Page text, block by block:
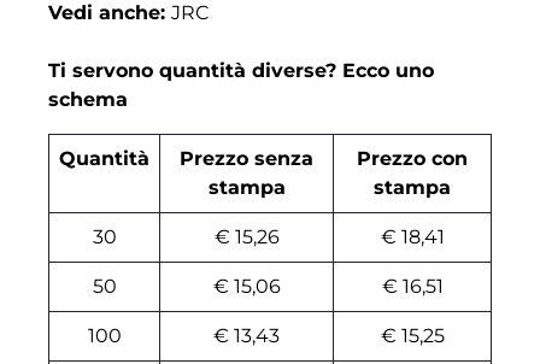
Vedi anche: JRC
Ti servono quantità diverse? Ecco uno
schema
Quantità
Prezzo senza
stampa
Prezzo con
stampa
30 € 15,26 € 18,41
50 € 15,06 € 16,51
100 € 13,43 € 15,25